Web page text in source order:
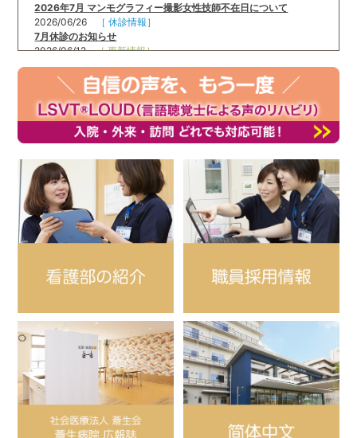
2026年7月 マンモグラフィー撮影女性技師不在日について
2026/06/26
［ 休診情報］
7月休診のお知らせ
2026/06/12［ 更新情報］
10月4・18日（日） 門真市乳がん検診（マンモグラフィー）のお
知らせ
2026/05/28［ 休診情報］
6月休診のお知らせ
2026/05/27［ 更新情報］
2026年6月 マンモグラフィー撮影女性技師不在日について
5月休診のお知らせ
2026/04/25
［ 更新情報］
2026年5月 マンモグラフィー撮影女性技師不在日について
2026/03/30
［ 休診情報］
4月休診のお知らせ